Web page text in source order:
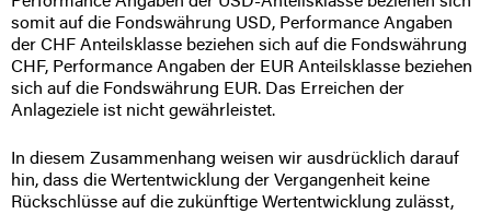
somit auf die Fondswährung USD, Performance Angaben
der CHF Anteilsklasse beziehen sich auf die Fondswährung
CHF, Performance Angaben der EUR Anteilsklasse beziehen
sich auf die Fondswährung EUR. Das Erreichen der
Anlageziele ist nicht gewährleistet.
In diesem Zusammenhang weisen wir ausdrücklich darauf
hin, dass die Wertentwicklung der Vergangenheit keine
Rückschlüsse auf die zukünftige Wertentwicklung zulässt,